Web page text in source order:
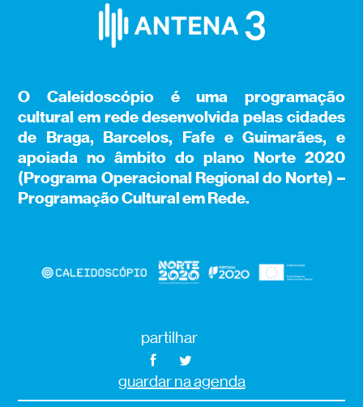
O Caleidoscópio é uma programação
cultural em rede desenvolvida pelas cidades
de Braga, Barcelos, Fafe e Guimarães, e
apoiada no âmbito do plano Norte 2020
(Programa Operacional Regional do Norte) –
Programação Cultural em Rede.
partilhar
guardar na agenda